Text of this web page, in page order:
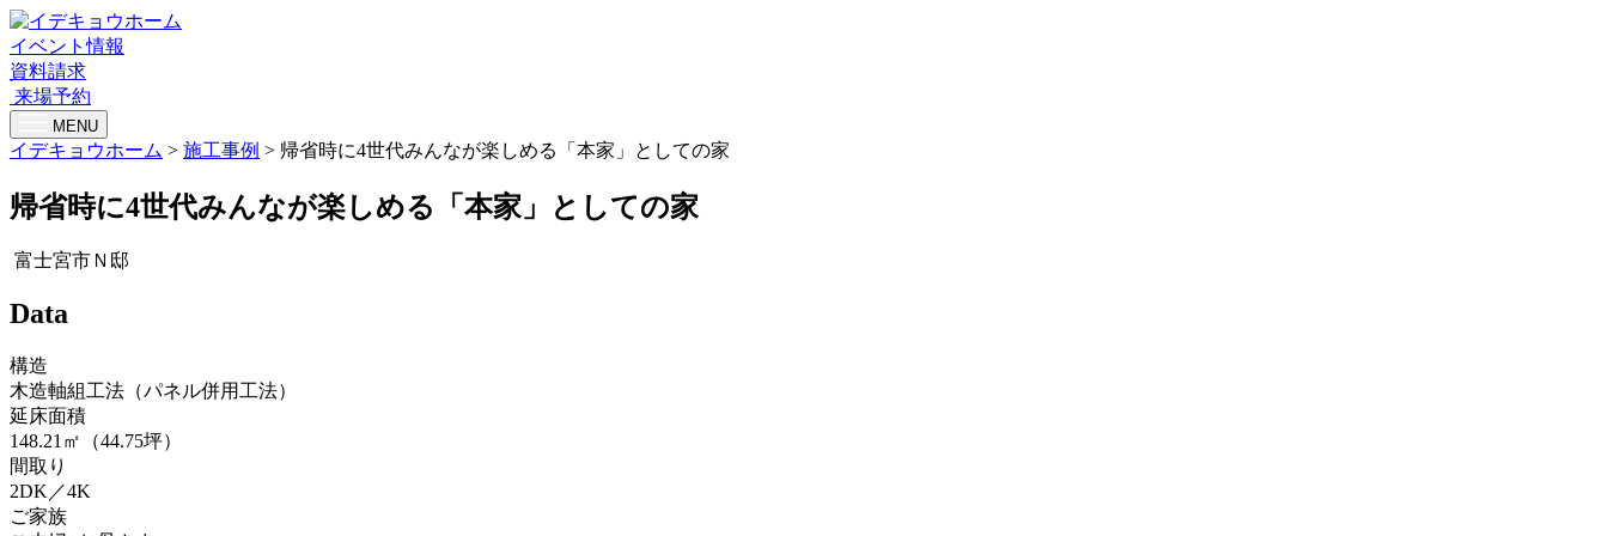
イベント情報
資料請求
来場予約
MENU
イデキョウホーム > 施工事例 > 帰省時に4世代みんなが楽しめる「本家」としての家
帰省時に4世代みんなが楽しめる「本家」としての家
富士宮市Ｎ邸
Data
構造
木造軸組工法（パネル併用工法）
延床面積
148.21㎡（44.75坪）
間取り
2DK／4K
ご家族